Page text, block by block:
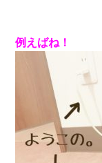
例えばね！